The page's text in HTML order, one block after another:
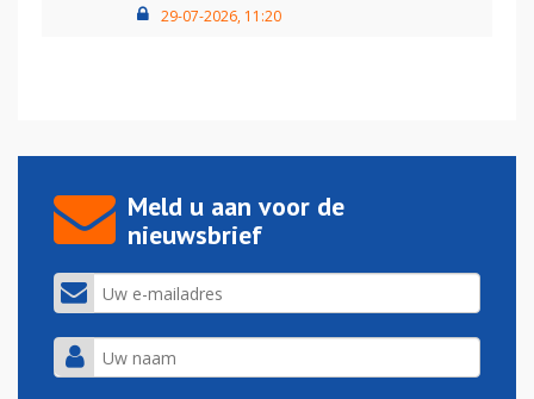
29-07-2026, 11:20
Meld u aan voor de
nieuwsbrief